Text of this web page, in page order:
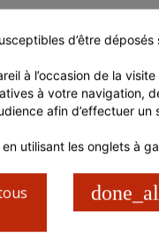
PALETTE
palette en cm.
palette en cm.
de colis par palette
de couche par palette
d’être déposés
à l’occasion de la
à votre navigation,
afin d’effectuer un
utilisant les onglets à